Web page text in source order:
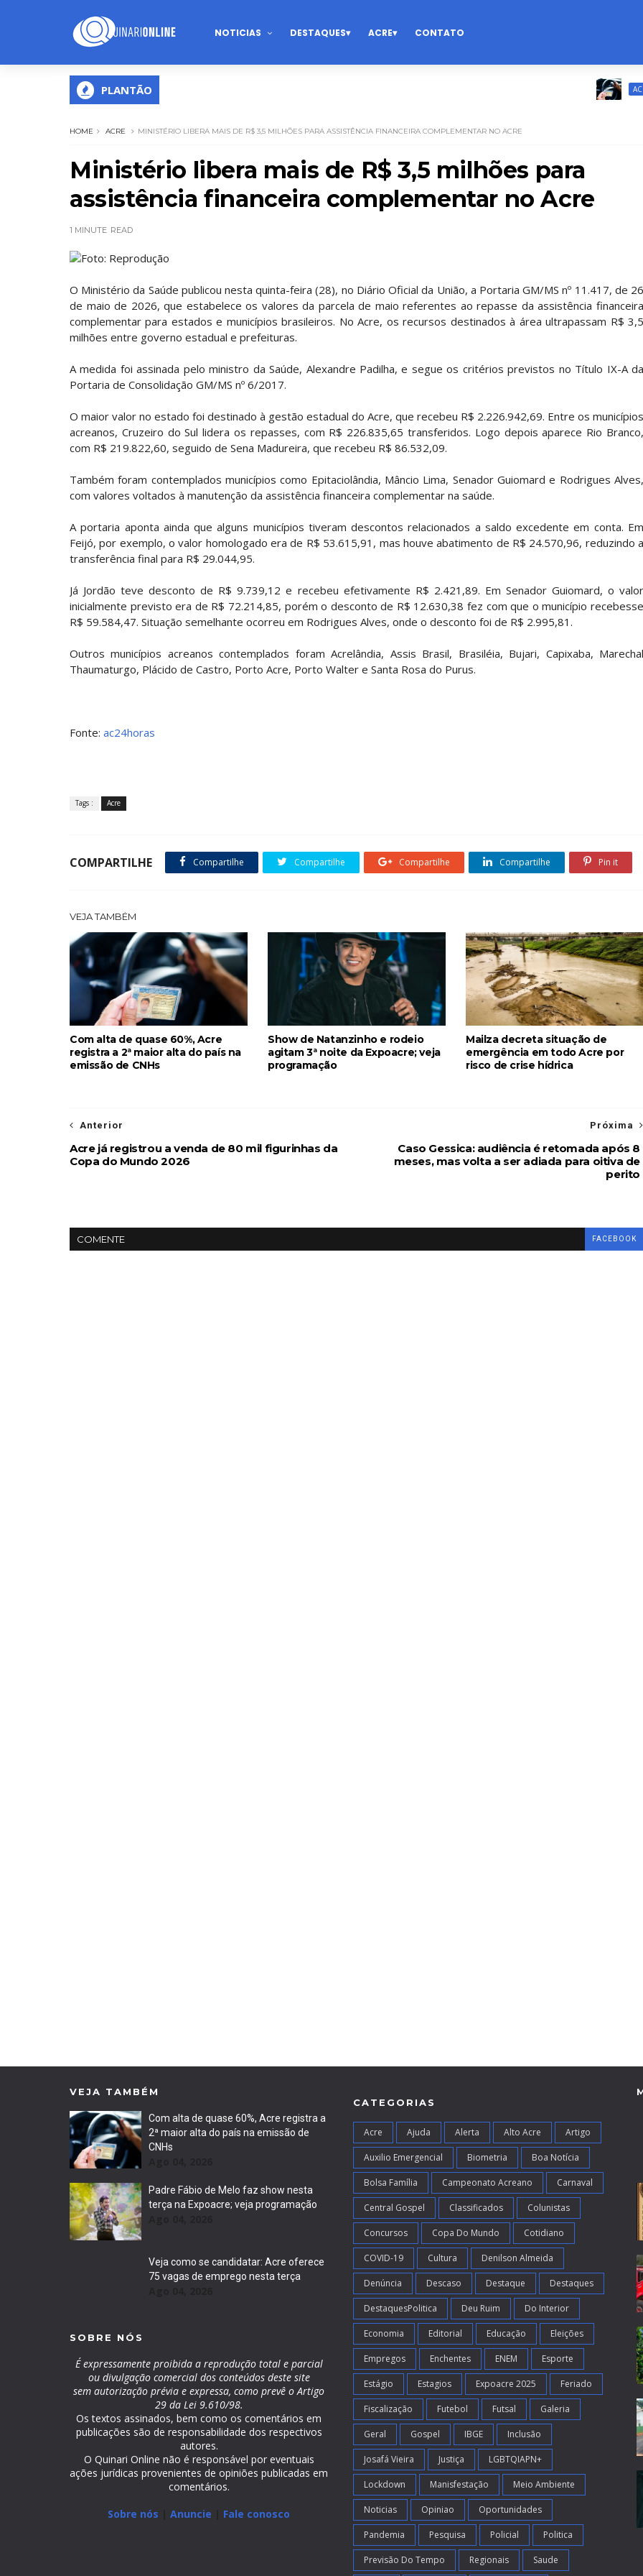
NOTICIAS DESTAQUES ACRE CONTATO
PLANTÃO ACRE
HOME ACRE MINISTÉRIO LIBERA MAIS DE R$ 3,5 MILHÕES PARA ASSISTÊNCIA FINANCEIRA COMPLEMENTAR NO ACRE
Ministério libera mais de R$ 3,5 milhões para
assistência financeira complementar no Acre
1 MINUTE READ
Foto: Reprodução
O Ministério da Saúde publicou nesta quinta-feira (28), no Diário Oficial da União, a Portaria GM/MS nº 11.417, de 26
de maio de 2026, que estabelece os valores da parcela de maio referentes ao repasse da assistência financeira
complementar para estados e municípios brasileiros. No Acre, os recursos destinados à área ultrapassam R$ 3,5
milhões entre governo estadual e prefeituras.
A medida foi assinada pelo ministro da Saúde, Alexandre Padilha, e segue os critérios previstos no Título IX-A da
Portaria de Consolidação GM/MS nº 6/2017.
O maior valor no estado foi destinado à gestão estadual do Acre, que recebeu R$ 2.226.942,69. Entre os municípios
acreanos, Cruzeiro do Sul lidera os repasses, com R$ 226.835,65 transferidos. Logo depois aparece Rio Branco,
com R$ 219.822,60, seguido de Sena Madureira, que recebeu R$ 86.532,09.
Também foram contemplados municípios como Epitaciolândia, Mâncio Lima, Senador Guiomard e Rodrigues Alves,
com valores voltados à manutenção da assistência financeira complementar na saúde.
A portaria aponta ainda que alguns municípios tiveram descontos relacionados a saldo excedente em conta. Em
Feijó, por exemplo, o valor homologado era de R$ 53.615,91, mas houve abatimento de R$ 24.570,96, reduzindo a
transferência final para R$ 29.044,95.
Já Jordão teve desconto de R$ 9.739,12 e recebeu efetivamente R$ 2.421,89. Em Senador Guiomard, o valor
inicialmente previsto era de R$ 72.214,85, porém o desconto de R$ 12.630,38 fez com que o município recebesse
R$ 59.584,47. Situação semelhante ocorreu em Rodrigues Alves, onde o desconto foi de R$ 2.995,81.
Outros municípios acreanos contemplados foram Acrelândia, Assis Brasil, Brasiléia, Bujari, Capixaba, Marechal
Thaumaturgo, Plácido de Castro, Porto Acre, Porto Walter e Santa Rosa do Purus.
Fonte: ac24horas
Tags : Acre
COMPARTILHE Compartilhe Compartilhe Compartilhe Compartilhe Pin it
VEJA TAMBÉM
Com alta de quase 60%, Acre
registra a 2ª maior alta do país na
emissão de CNHs
Show de Natanzinho e rodeio
agitam 3ª noite da Expoacre; veja
programação
Mailza decreta situação de
emergência em todo Acre por
risco de crise hídrica
Próxima
Caso Gessica: audiência é retomada após 8
meses, mas volta a ser adiada para oitiva de
perito
Anterior
Acre já registrou a venda de 80 mil figurinhas da
Copa do Mundo 2026
COMENTE FACEBOOK
VEJA TAMBÉM
Com alta de quase 60%, Acre registra a
2ª maior alta do país na emissão de
CNHs
Padre Fábio de Melo faz show nesta
terça na Expoacre; veja programação
Veja como se candidatar: Acre oferece
75 vagas de emprego nesta terça
SOBRE NÓS
É expressamente proibida a reprodução total e parcial
ou divulgação comercial dos conteúdos deste site
sem autorização prévia e expressa, como prevê o Artigo
29 da Lei 9.610/98.
Os textos assinados, bem como os comentários em
publicações são de responsabilidade dos respectivos
autores.
O Quinari Online não é responsável por eventuais
ações jurídicas provenientes de opiniões publicadas em
comentários.
Sobre nós |Anuncie Fale conosco
CATEGORIAS
Acre Ajuda Alerta Alto Acre Artigo
Auxilio Emergencial Biometria Boa Notícia
Bolsa Família Campeonato Acreano Carnaval
Central Gospel Classificados Colunistas
Concursos Copa Do Mundo Cotidiano
COVID-19 Cultura Denilson Almeida
Denúncia Descaso Destaque Destaques
DestaquesPolitica Deu Ruim Do Interior
Economia Editorial Educação Eleições
Empregos Enchentes ENEM Esporte
Estágio Estagios Expoacre 2025 Feriado
Fiscalização Futebol Futsal Galeria
Geral Gospel IBGE Inclusão
Josafá Vieira Justiça LGBTQIAPN+
Lockdown Manisfestação Meio Ambiente
Noticias Opiniao Oportunidades
Pandemia Pesquisa Policial Politica
Previsão Do Tempo Regionais Saude